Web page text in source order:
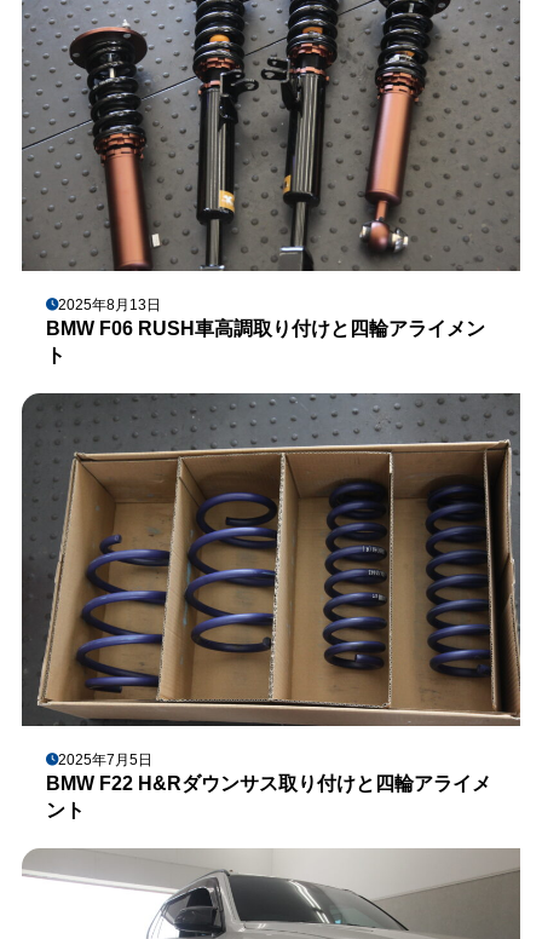
2025年8月13日
BMW F06 RUSH車高調取り付けと四輪アライメン
ト
2025年7月5日
BMW F22 H&Rダウンサス取り付けと四輪アライメ
ント